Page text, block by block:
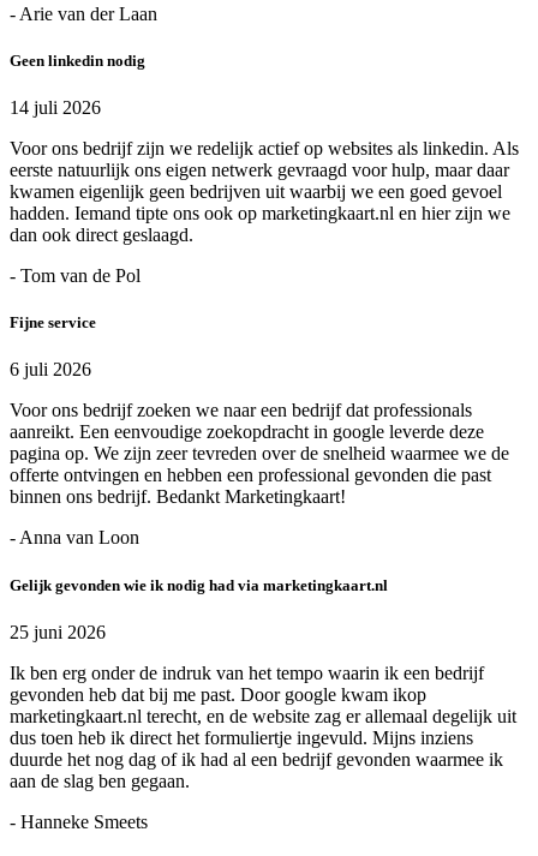
- Arie van der Laan
Geen linkedin nodig
14 juli 2026
Voor ons bedrijf zijn we redelijk actief op websites als linkedin. Als
eerste natuurlijk ons eigen netwerk gevraagd voor hulp, maar daar
kwamen eigenlijk geen bedrijven uit waarbij we een goed gevoel
hadden. Iemand tipte ons ook op marketingkaart.nl en hier zijn we
dan ook direct geslaagd.
- Tom van de Pol
Fijne service
6 juli 2026
Voor ons bedrijf zoeken we naar een bedrijf dat professionals
aanreikt. Een eenvoudige zoekopdracht in google leverde deze
pagina op. We zijn zeer tevreden over de snelheid waarmee we de
offerte ontvingen en hebben een professional gevonden die past
binnen ons bedrijf. Bedankt Marketingkaart!
- Anna van Loon
Gelijk gevonden wie ik nodig had via marketingkaart.nl
25 juni 2026
Ik ben erg onder de indruk van het tempo waarin ik een bedrijf
gevonden heb dat bij me past. Door google kwam ikop
marketingkaart.nl terecht, en de website zag er allemaal degelijk uit
dus toen heb ik direct het formuliertje ingevuld. Mijns inziens
duurde het nog dag of ik had al een bedrijf gevonden waarmee ik
aan de slag ben gegaan.
- Hanneke Smeets